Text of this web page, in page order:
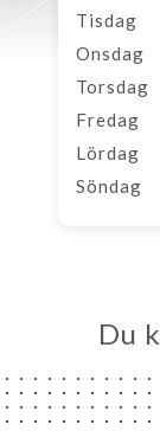
Tisdag
Onsdag
Torsdag
Fredag
Lördag
Söndag
Du